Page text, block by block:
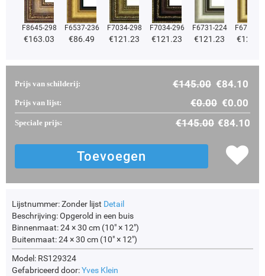
F8645-298
€163.03
F6537-236
€86.49
F7034-298
€121.23
F7034-296
€121.23
F6731-224
€121.23
F6731-
€
Prijs van schilderij: €145.00 €84.10
Prijs van lijst: €0.00 €0.00
Speciale prijs: €145.00 €84.10
Lijstnummer:Zonder lijst Detail
Beschrijving:Opgerold in een buis
Binnenmaat:24 × 30 cm (10" × 12")
Buitenmaat:24 × 30 cm (10" × 12")
Model: RS129324
Gefabriceerd door:Yves Klein